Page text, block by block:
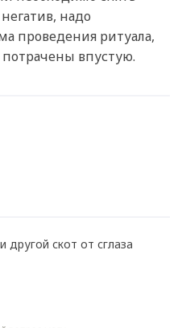
надо
проведения ритуала,
потрачены впустую.
другой скот от сглаза